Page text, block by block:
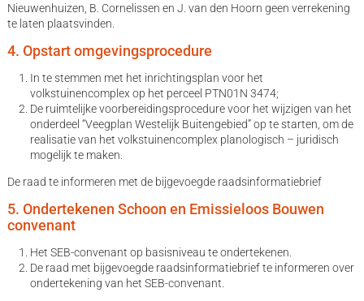
Nieuwenhuizen, B. Cornelissen en J. van den Hoorn geen verrekening
te laten plaatsvinden.
4. Opstart omgevingsprocedure
In te stemmen met het inrichtingsplan voor het
volkstuinencomplex op het perceel PTN01N 3474;
De ruimtelijke voorbereidingsprocedure voor het wijzigen van het
onderdeel “Veegplan Westelijk Buitengebied” op te starten, om de
realisatie van het volkstuinencomplex planologisch – juridisch
mogelijk te maken.
De raad te informeren met de bijgevoegde raadsinformatiebrief
5. Ondertekenen Schoon en Emissieloos Bouwen
convenant
Het SEB-convenant op basisniveau te ondertekenen.
De raad met bijgevoegde raadsinformatiebrief te informeren over
ondertekening van het SEB-convenant.